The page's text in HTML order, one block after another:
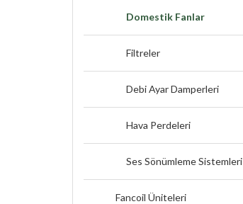
Domestik Fanlar
Filtreler
Debi Ayar Damperleri
Hava Perdeleri
Ses Sönümleme Sistemleri
Fancoil Üniteleri